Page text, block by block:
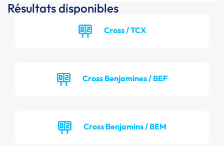
Résultats disponibles
Cross / TCX
Cross Benjamines / BEF
Cross Benjamins / BEM